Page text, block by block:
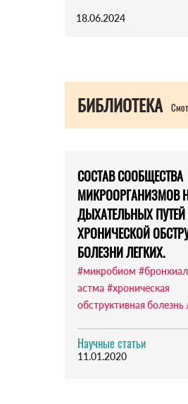
18.06.2024
БИБЛИОТЕКА
СОСТАВ СООБЩЕСТВА
МИКРООРГАНИЗМОВ
ДЫХАТЕЛЬНЫХ
ХРОНИЧЕСКОЙ
БОЛЕЗНИ ЛЕГКИХ.
#микробиом
астма #хроническая
обструктивная болезнь
Научные статьи
11.01.2020